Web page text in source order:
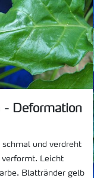
- Deformation
schmal und verdreht
Leicht
Blattränder gelb